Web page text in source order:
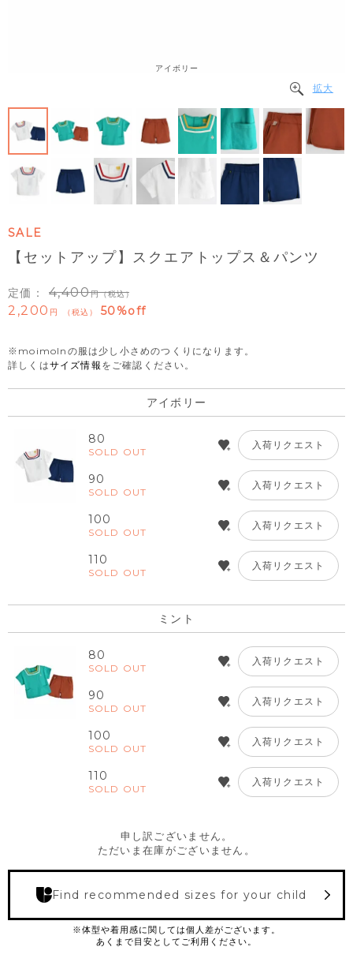
アイボリー
拡大
SALE
【セットアップ】スクエアトップス＆パンツ
定価： 4,400 （税込）
2,200 税込 50%off
※moimolnの服は少し小さめのつくりになります。
詳しくはサイズ情報 をご確認ください。
アイボリー
80
SOLD OUT
入荷リクエスト
90
SOLD OUT
入荷リクエスト
100
SOLD OUT
入荷リクエスト
110
SOLD OUT
入荷リクエスト
ミント
80
SOLD OUT
入荷リクエスト
90
SOLD OUT
入荷リクエスト
100
SOLD OUT
入荷リクエスト
110
SOLD OUT
入荷リクエスト
申し訳ございません。
ただいま在庫がございません。
Find recommended sizes for your child